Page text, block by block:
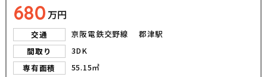
680万円
交通
京阪電鉄交野線 郡津駅
間取り
3DK
専有面積
55.15㎡